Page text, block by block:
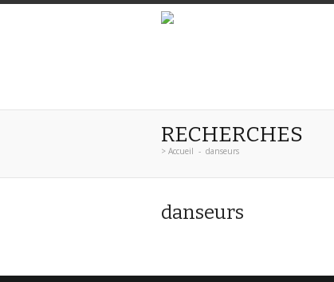
RECHERCHES
> Accueil - danseurs
danseurs